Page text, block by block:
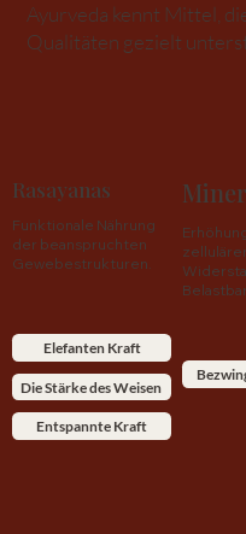
Ayurveda kennt Mittel,
Qualitäten gezielt
Rasayanas
Funktionale Nährung
der beanspruchten
Gewebestrukturen.
Elefanten Kraft
Die Stärke des Weisen
Entspannte Kraft